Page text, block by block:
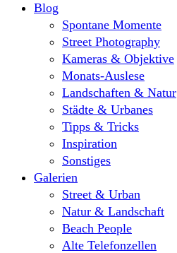
Blog
Spontane Momente
Street Photography
Kameras & Objektive
Monats-Auslese
Landschaften & Natur
Städte & Urbanes
Tipps & Tricks
Inspiration
Sonstiges
Galerien
Street & Urban
Natur & Landschaft
Beach People
Alte Telefonzellen